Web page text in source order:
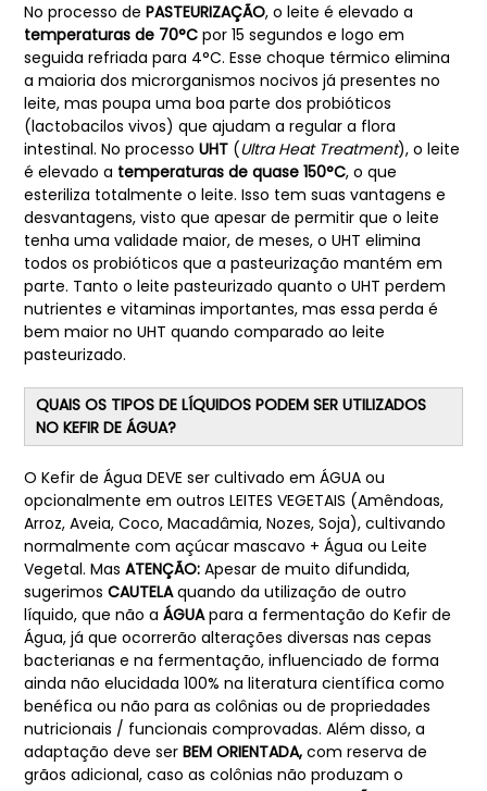
No processo de PASTEURIZAÇÃO, o leite é elevado a
temperaturas de 70°C por 15 segundos e logo em
seguida refriada para 4°C. Esse choque térmico elimina
a maioria dos microrganismos nocivos já presentes no
leite, mas poupa uma boa parte dos probióticos
(lactobacilos vivos) que ajudam a regular a flora
intestinal. No processo UHT (Ultra Heat Treatment), o leite
é elevado a temperaturas de quase 150°C, o que
esteriliza totalmente o leite. Isso tem suas vantagens e
desvantagens, visto que apesar de permitir que o leite
tenha uma validade maior, de meses, o UHT elimina
todos os probióticos que a pasteurização mantém em
parte. Tanto o leite pasteurizado quanto o UHT perdem
nutrientes e vitaminas importantes, mas essa perda é
bem maior no UHT quando comparado ao leite
pasteurizado.
QUAIS OS TIPOS DE LÍQUIDOS PODEM SER UTILIZADOS
NO KEFIR DE ÁGUA?
O Kefir de Água DEVE ser cultivado em ÁGUA ou
opcionalmente em outros LEITES VEGETAIS (Amêndoas,
Arroz, Aveia, Coco, Macadâmia, Nozes, Soja), cultivando
normalmente com açúcar mascavo + Água ou Leite
Vegetal. Mas ATENÇÃO: Apesar de muito difundida,
sugerimos CAUTELAquando da utilização de outro
líquido, que não a ÁGUApara a fermentação do Kefir de
Água, já que ocorrerão alterações diversas nas cepas
bacterianas e na fermentação, influenciado de forma
ainda não elucidada 100% na literatura científica como
benéfica ou não para as colônias ou de propriedades
nutricionais / funcionais comprovadas. Além disso, a
adaptação deve ser BEM ORIENTADA, com reserva de
grãos adicional, caso as colônias não produzam o